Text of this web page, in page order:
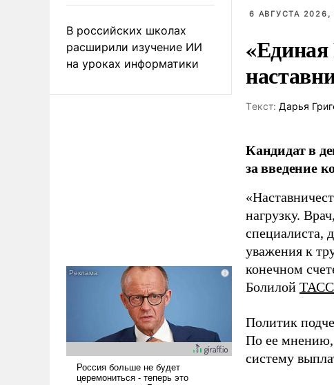
В российских школах
расширили изучение ИИ
на уроках информатики
6 АВГУСТА 2026,
Tекст: Дарья
Кандидат в
за введение
нагрузку.
специалиста,
уважения к
конечном
Болилой ТАСС
Политик
По ее мнению,
систему